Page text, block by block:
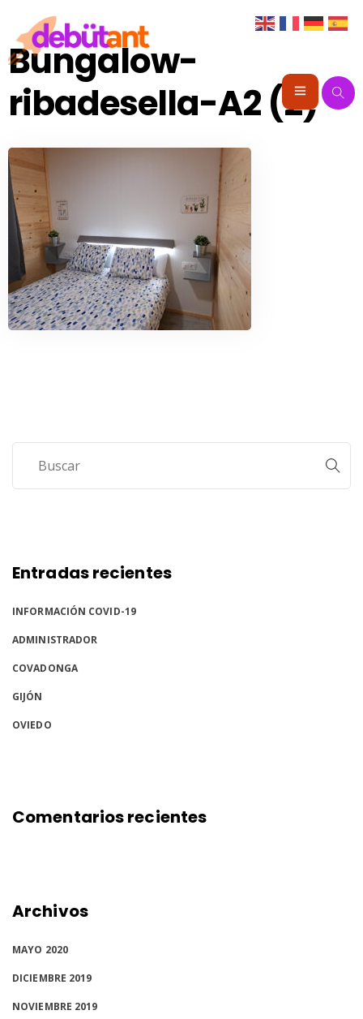
Portada
Instalaciones
Alojamiento
Animación
Tarifas
Contacto
Bungalow-
ribadesella-A2 (2)
Entradas recientes
INFORMACIÓN COVID-19
ADMINISTRADOR
COVADONGA
GIJÓN
OVIEDO
Comentarios recientes
Archivos
MAYO 2020
DICIEMBRE 2019
NOVIEMBRE 2019